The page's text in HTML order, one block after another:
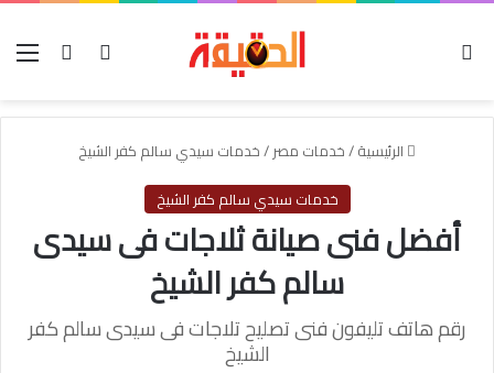
بحث عنتسجيل
الرئيسية/خدمات مصر/خدمات سيدي سالم كفر الشيخ
خدمات سيدي سالم كفر الشيخ
أفضل فنى صيانة ثلاجات فى سيدى
سالم كفر الشيخ
رقم هاتف تليفون فنى تصليح تلاجات فى سيدى سالم كفر
الشيخ